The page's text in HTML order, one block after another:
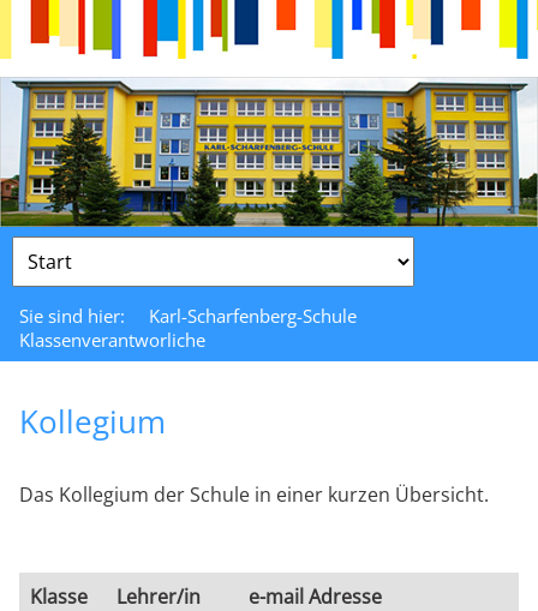
Zielseite
Sie sind hier:
Karl-Scharfenberg-Schule
Klassenverantworliche
Kollegium
Das Kollegium der Schule in einer kurzen Übersicht.
Klasse Lehrer/in e-mail Adresse